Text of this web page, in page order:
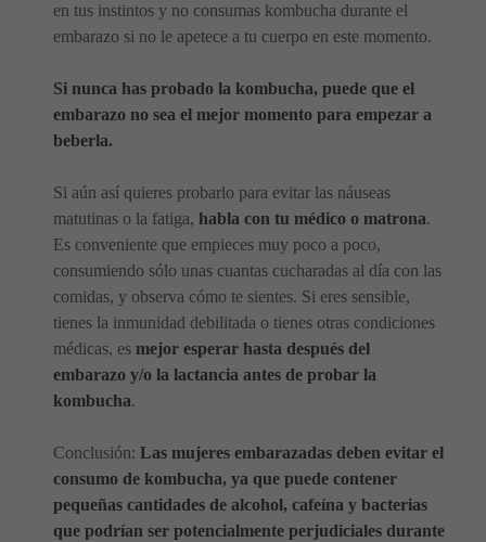
en tus instintos y no consumas kombucha durante el
embarazo si no le apetece a tu cuerpo en este momento.
Si nunca has probado la kombucha, puede que el
embarazo no sea el mejor momento para empezar a
beberla.
Si aún así quieres probarlo para evitar las náuseas
matutinas o la fatiga, habla con tu médico o matrona.
Es conveniente que empieces muy poco a poco,
consumiendo sólo unas cuantas cucharadas al día con las
comidas, y observa cómo te sientes. Si eres sensible,
tienes la inmunidad debilitada o tienes otras condiciones
médicas, es mejor esperar hasta después del
embarazo y/o la lactancia antes de probar la
kombucha.
Conclusión: Las mujeres embarazadas deben evitar el
consumo de kombucha, ya que puede contener
pequeñas cantidades de alcohol, cafeína y bacterias
que podrían ser potencialmente perjudiciales durante